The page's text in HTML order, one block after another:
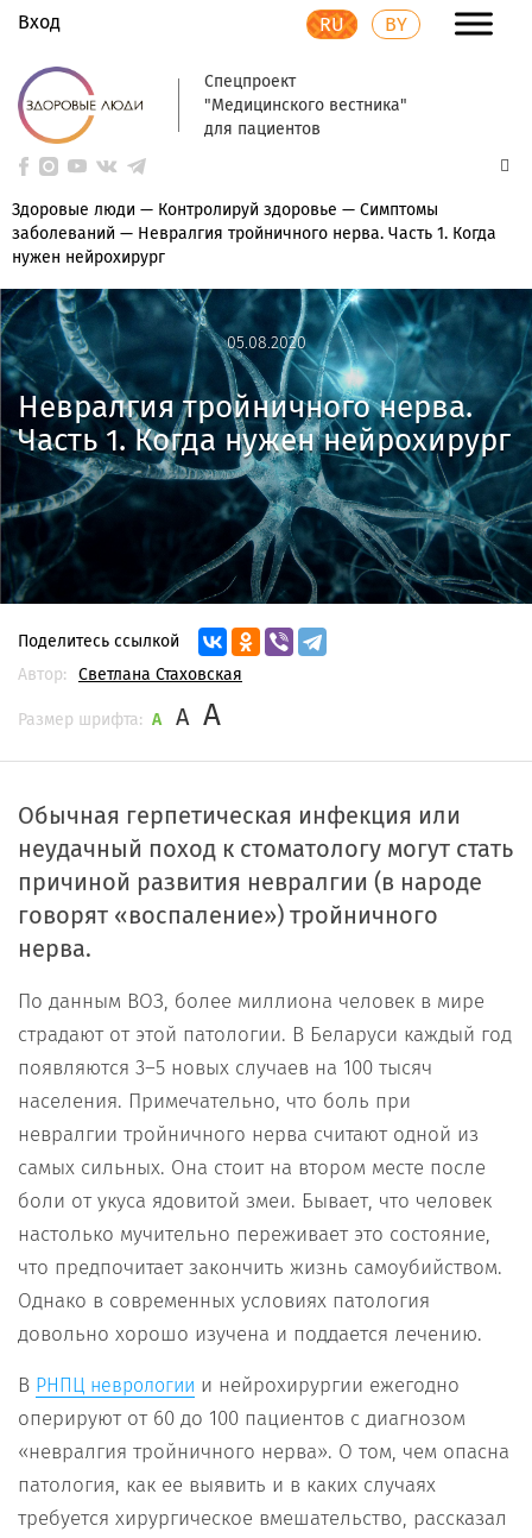
Вход RU BY
Спецпроект
"Медицинского вестника"
для пациентов
Здоровые люди — Контролируй здоровье — Симптомы
заболеваний — Невралгия тройничного нерва. Часть 1. Когда
нужен нейрохирург
05.08.2020
05.08.2020
Невралгия тройничного нерва.
Часть 1. Когда нужен нейрохирург
Поделитесь ссылкой
Автор:
Светлана Стаховская
Размер шрифта: A A A
Обычная герпетическая инфекция или
неудачный поход к стоматологу могут стать
причиной развития невралгии (в народе
говорят «воспаление») тройничного
нерва.
По данным ВОЗ, более миллиона человек в мире
страдают от этой патологии. В Беларуси каждый год
появляются 3–5 новых случаев на 100 тысяч
населения. Примечательно, что боль при
невралгии тройничного нерва считают одной из
самых сильных. Она стоит на втором месте после
боли от укуса ядовитой змеи. Бывает, что человек
настолько мучительно переживает это состояние,
что предпочитает закончить жизнь самоубийством.
Однако в современных условиях патология
довольно хорошо изучена и поддается лечению.
В РНПЦ неврологии и нейрохирургии ежегодно
оперируют от 60 до 100 пациентов с диагнозом
«невралгия тройничного нерва». О том, чем опасна
патология, как ее выявить и в каких случаях
требуется хирургическое вмешательство, рассказал